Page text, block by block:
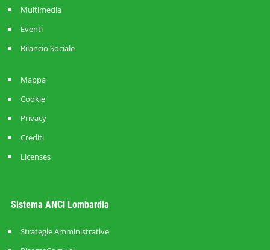
Multimedia
Eventi
Bilancio Sociale
Mappa
Cookie
Privacy
Crediti
Licenses
Sistema ANCI Lombardia
Strategie Amministrative